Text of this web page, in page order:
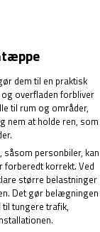
dem til en praktisk
overfladen forbliver
til rum og områder,
nem at holde ren, som
personbiler, kan
forberedt korrekt. Ved
større belastninger
Det gør belægningen
tungere trafik,